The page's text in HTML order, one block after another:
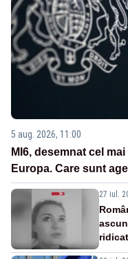
5 aug. 2026, 11:00
MI6, desemnat cel
Europa. Care sunt
27 iul.